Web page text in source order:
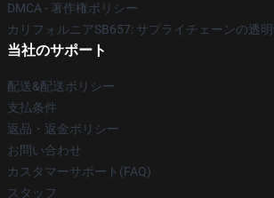
DMCA - 著作権ポリシー
カリフォルニアSB657: サプライチェーンの透
当社のサポート
配送&配送ポリシー
支払条件
返品・返金ポリシー
お問い合わせ
カスタマーサポート(FAQ)
スタッフ